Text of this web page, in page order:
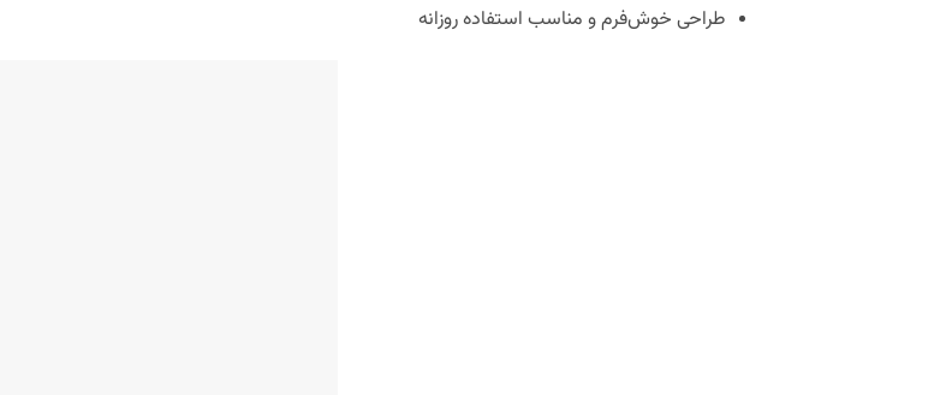
طراحی خوش‌فرم و مناسب استفاده روزانه